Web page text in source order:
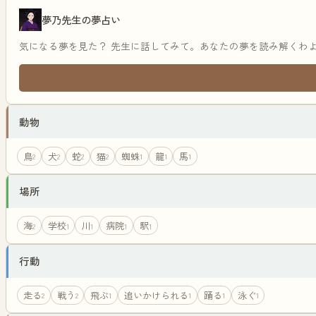
夢乃先生の夢占い
気になる夢を見た？ 先生に話してみて。あなたの夢を読み解くわよ
動物
鳥2 犬2 蛇2 猫2 蜘蛛1 龍1 馬1
場所
海2 学校1 川1 病院1 駅1
行動
走る2 戦う 2 飛ぶ1 追いかけられる1 踊る1 泳ぐ1